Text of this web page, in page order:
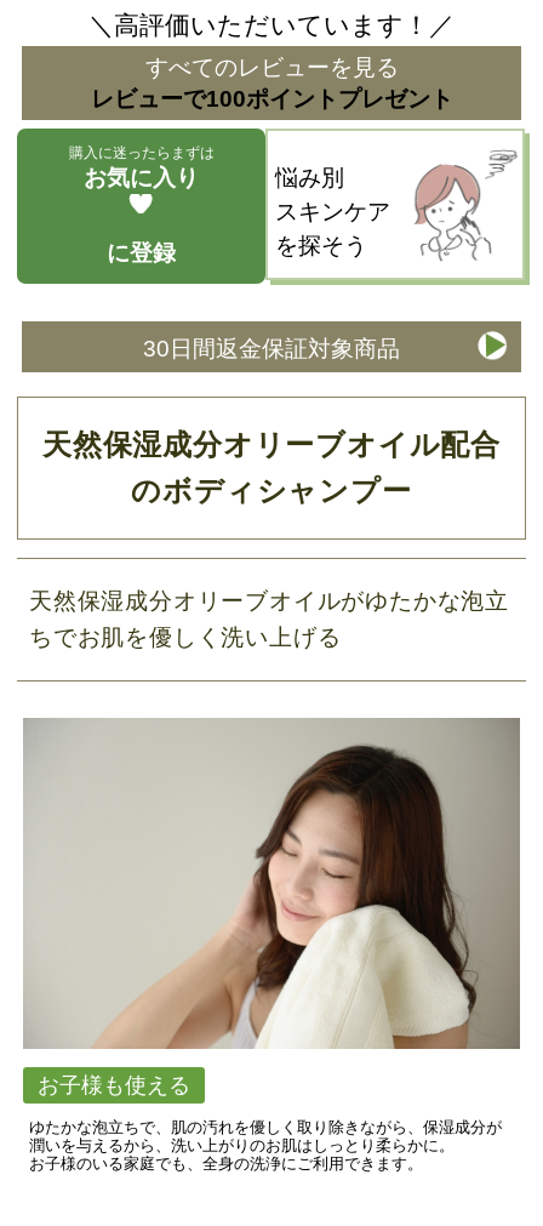
＼高評価いただいています！／
すべてのレビューを見る
レビューで100ポイントプレゼント
購入に迷ったらまずは
お気に入り
に登録
悩み別
スキンケア
を探そう
30日間返金保証対象商品
天然保湿成分オリーブオイル配合
のボディシャンプー
天然保湿成分オリーブオイルがゆたかな泡立
ちでお肌を優しく洗い上げる
お子様も使える
ゆたかな泡立ちで、肌の汚れを優しく取り除きながら、保湿成分が
潤いを与えるから、洗い上がりのお肌はしっとり柔らかに。
お子様のいる家庭でも、全身の洗浄にご利用できます。